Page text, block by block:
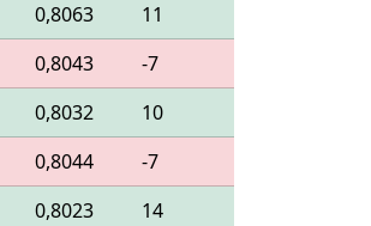
0,8063
11
0,8043
-7
0,8032
10
0,8044
-7
0,8023
14